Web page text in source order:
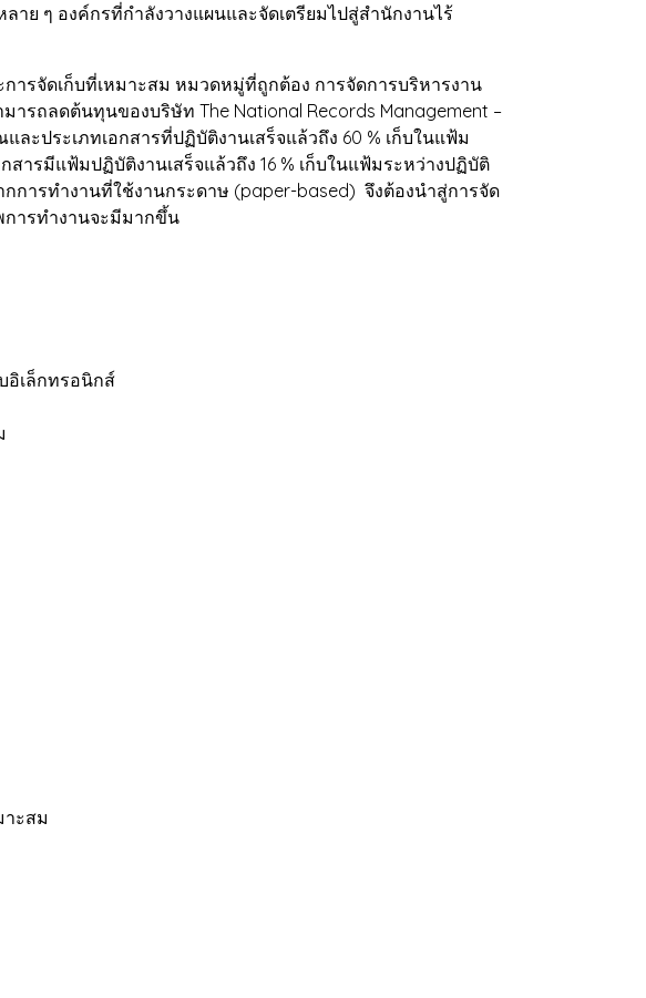
ย ๆ องค์กรที่กำลังวางแผนและจัดเตรียมไปสู่สำนักงานไร้
รจัดเก็บที่เหมาะสม หมวดหมู่ที่ถูกต้อง การจัดการบริหารงาน
รถลดต้นทุนของบริษัท The National Records Management –
ะประเภทเอกสารที่ปฏิบัติงานเสร็จแล้วถึง 60 % เก็บในแฟ้ม
ารมีแฟ้มปฏิบัติงานเสร็จแล้วถึง 16 % เก็บในแฟ้มระหว่างปฏิบัติ
กการทำงานที่ใช้งานกระดาษ (paper-based) จึงต้องนำสู่การจัด
ารทำงานจะมีมากขึ้น
อิเล็กทรอนิกส์
ะสม